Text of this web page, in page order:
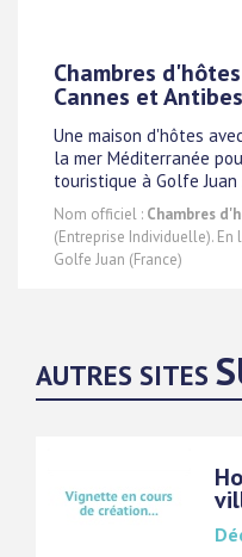
Chambres
Cannes et Antibes
Une maison d'hôtes
la mer Méditerranée
touristique à Golfe
Nom officiel : Chambres
(Entreprise Individuelle). En
Golfe Juan (France)
AUTRES SITES